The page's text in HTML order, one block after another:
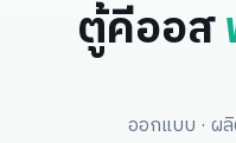
ตู้คีออส
ออกแบบ · ผ